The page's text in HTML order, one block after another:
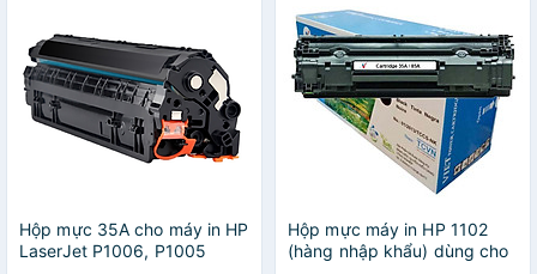
Hộp mực 35A cho máy in HP
LaserJet P1006, P1005
Hộp mực máy in HP 1102
(hàng nhập khẩu) dùng cho